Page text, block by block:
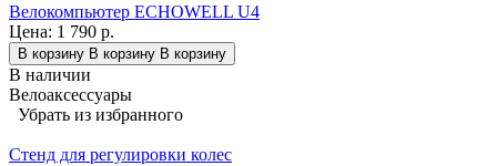
Велокомпьютер ECHOWELL U4
Цена: 1 790 р.
В корзину В корзину В корзину
В наличии
Велоаксессуары
Убрать из избранного
Стенд для регулировки колес